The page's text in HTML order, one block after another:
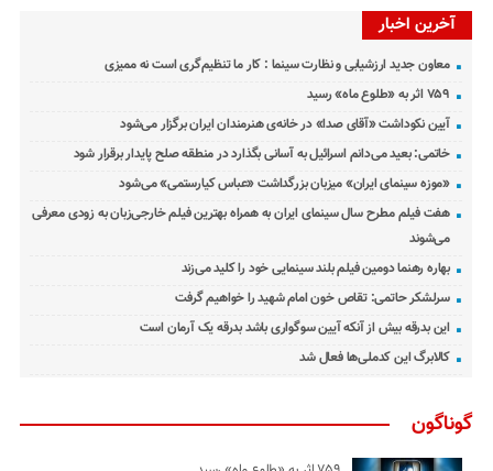
آخرین اخبار
معاون جدید ارزشیابی و نظارت سینما : کار ما تنظیم‌گری است نه ممیزی
۷۵۹ اثر به «طلوع ماه» رسید
آیین نکوداشت «آقای صدا» در خانه‌ی هنرمندان ایران برگزار می‌شود
خاتمی: بعید می‌دانم اسرائیل به آسانی بگذارد در منطقه صلح پایدار برقرار شود
«موزه سینمای ایران» میزبان بزرگداشت «عباس کیارستمی» می‌شود
هفت فیلم مطرح سال سینمای ایران به همراه بهترین فیلم خارجی‌زبان به زودی معرفی
می‌شوند
بهاره رهنما دومین فیلم بلند سینمایی خود را کلید می‌زند
سرلشکر حاتمی: تقاص خون امام شهید را خواهیم گرفت
این بدرقه بیش از آنکه آیین سوگواری باشد بدرقه یک آرمان است
کالابرگ این کدملی‌ها فعال شد
گوناگون